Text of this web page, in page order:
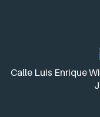
Calle Luis Enrique